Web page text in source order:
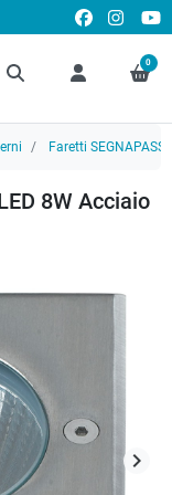
0
Faretti SEGNAPASSI
8W Acciaio
keyboard_arrow_right